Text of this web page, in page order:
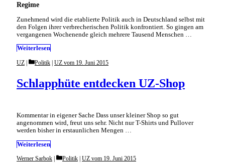
Regime
Zunehmend wird die etablierte Politik auch in Deutschland selbst mit
den Folgen ihrer verbrecherischen Politik konfrontiert. So gingen am
vergangenen Wochenende gleich mehrere Tausend Menschen …
Weiterlesen
Schlapphüte entdecken UZ-Shop
UZ Categories
Politik UZ vom 19. Juni 2015
Kommentar in eigener Sache Dass unser kleiner Shop so gut
angenommen wird, freut uns sehr. Nicht nur T-Shirts und Pullover
werden bisher in erstaunlichen Mengen …
Weiterlesen
Werner Sarbok Categories
Politik UZ vom 19. Juni 2015